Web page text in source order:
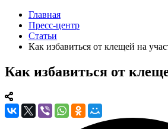
Главная
Пресс-центр
Статьи
Как избавиться от клещей на
Как избавиться от